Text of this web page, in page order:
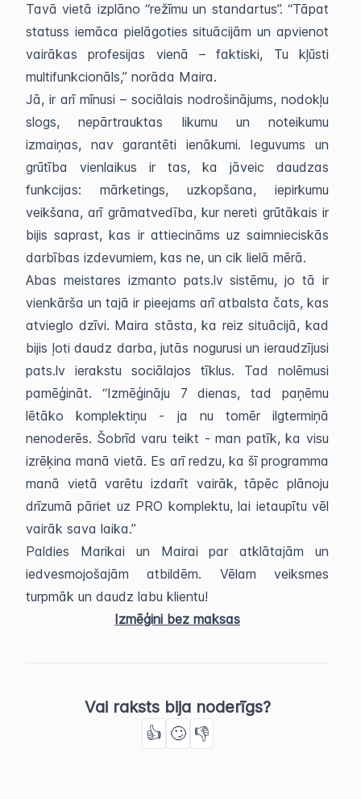
Tavā vietā izplāno “režīmu un standartus”. “Tāpat
statuss iemāca pielāgoties situācijām un apvienot
vairākas profesijas vienā – faktiski, Tu kļūsti
multifunkcionāls,” norāda Maira.
Jā, ir arī mīnusi – sociālais nodrošinājums, nodokļu
slogs, nepārtrauktas likumu un noteikumu
izmaiņas, nav garantēti ienākumi. Ieguvums un
grūtība vienlaikus ir tas, ka jāveic daudzas
funkcijas: mārketings, uzkopšana, iepirkumu
veikšana, arī grāmatvedība, kur nereti grūtākais ir
bijis saprast, kas ir attiecināms uz saimnieciskās
darbības izdevumiem, kas ne, un cik lielā mērā.
Abas meistares izmanto pats.lv sistēmu, jo tā ir
vienkārša un tajā ir pieejams arī atbalsta čats, kas
atvieglo dzīvi. Maira stāsta, ka reiz situācijā, kad
bijis ļoti daudz darba, jutās nogurusi un ieraudzījusi
pats.lv ierakstu sociālajos tīklus. Tad nolēmusi
pamēģināt. “Izmēģināju 7 dienas, tad paņēmu
lētāko komplektiņu - ja nu tomēr ilgtermiņā
nenoderēs. Šobrīd varu teikt - man patīk, ka visu
izrēķina manā vietā. Es arī redzu, ka šī programma
manā vietā varētu izdarīt vairāk, tāpēc plānoju
drīzumā pāriet uz PRO komplektu, lai ietaupītu vēl
vairāk sava laika.”
Paldies Marikai un Mairai par atklātajām un
iedvesmojošajām atbildēm. Vēlam veiksmes
turpmāk un daudz labu klientu!
Izmēģini bez maksas
Vai raksts bija noderīgs?
👍 🙄 👎